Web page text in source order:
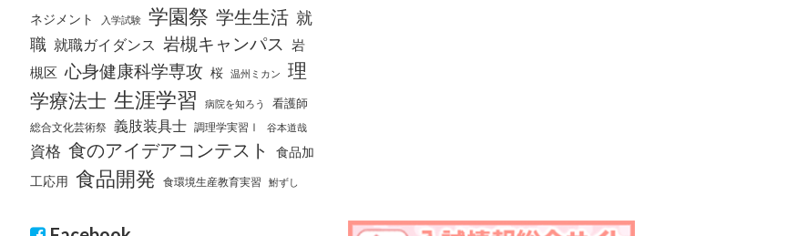
ネジメント
入学試験 学園祭 学生生活 就
職 就職ガイダンス 岩槻キャンパス
岩
槻区 心身健康科学専攻 桜 温州ミカン
理
学療法士 生涯学習 病院を知ろう 看護師
総合文化芸術祭 義肢装具士 調理学実習Ⅰ 谷本道哉
資格 食のアイデアコンテスト
食品加
工応用 食品開発 食環境生産教育実習 鮒ずし